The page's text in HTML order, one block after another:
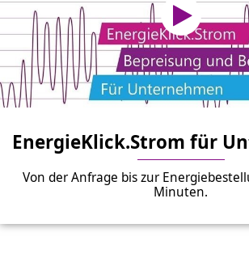
EnergieKlick.Strom für
Von der Anfrage bis zur
Minuten.